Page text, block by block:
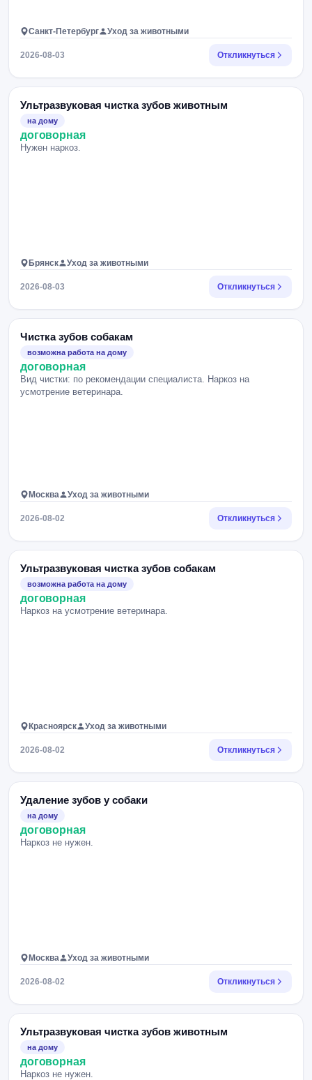
Санкт-Петербург Уход за животными
2026-08-03 Откликнуться
Ультразвуковая чистка зубов животным
на дому
договорная
Нужен наркоз.
Брянск Уход за животными
2026-08-03 Откликнуться
Чистка зубов собакам
возможна работа на дому
договорная
Вид чистки: по рекомендации специалиста. Наркоз на
усмотрение ветеринара.
Москва Уход за животными
2026-08-02 Откликнуться
Ультразвуковая чистка зубов собакам
возможна работа на дому
договорная
Наркоз на усмотрение ветеринара.
Красноярск Уход за животными
2026-08-02 Откликнуться
Удаление зубов у собаки
на дому
договорная
Наркоз не нужен.
Москва Уход за животными
2026-08-02 Откликнуться
Ультразвуковая чистка зубов животным
на дому
договорная
Наркоз не нужен.